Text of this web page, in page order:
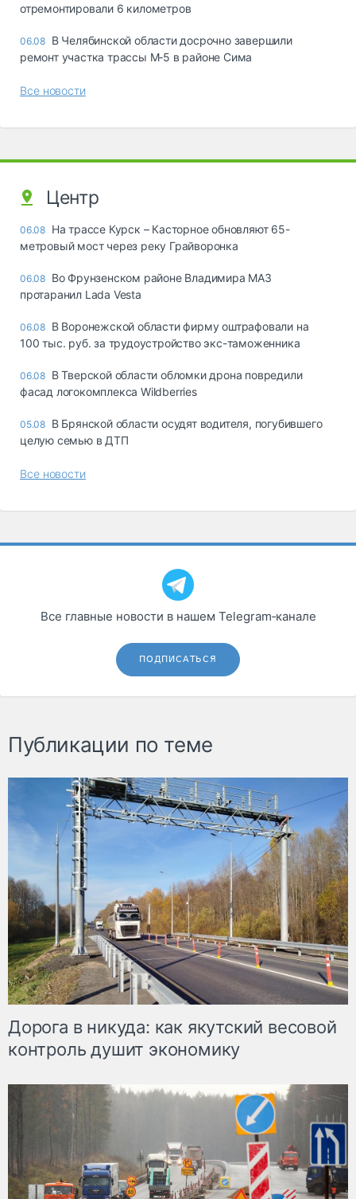
отремонтировали 6 километров
06.08 В Челябинской области досрочно завершили
ремонт участка трассы М‑5 в районе Сима
Все новости
Центр
06.08 На трассе Курск – Касторное обновляют 65-
метровый мост через реку Грайворонка
06.08 Во Фрунзенском районе Владимира МАЗ
протаранил Lada Vesta
06.08 В Воронежской области фирму оштрафовали на
100 тыс. руб. за трудоустройство экс-таможенника
06.08 В Тверской области обломки дрона повредили
фасад логокомплекса Wildberries
05.08 В Брянской области осудят водителя, погубившего
целую семью в ДТП
Все новости
Все главные новости в нашем Telegram‑канале
ПОДПИСАТЬСЯ
Публикации по теме
Дорога в никуда: как якутский весовой
контроль душит экономику